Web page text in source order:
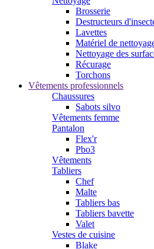
Brosserie
Destructeurs
Lavettes
Matériel de
Nettoyage des
Récurage
Torchons
Vêtements professionnels
Chaussures
Sabots silvo
Vêtements femme
Pantalon
Flex'r
Pbo3
Vêtements
Tabliers
Chef
Malte
Tabliers bas
Tabliers bavette
Valet
Vestes de cuisine
Blake